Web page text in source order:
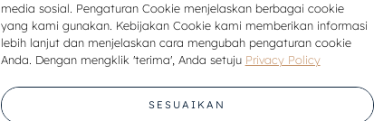
media sosial. Pengaturan Cookie menjelaskan berbagai cookie
yang kami gunakan. Kebijakan Cookie kami memberikan informasi
lebih lanjut dan menjelaskan cara mengubah pengaturan cookie
Anda. Dengan mengklik 'terima', Anda setuju Privacy Policy
SESUAIKAN